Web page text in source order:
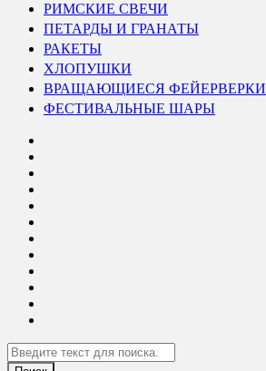
РИМСКИЕ СВЕЧИ
ПЕТАРДЫ И ГРАНАТЫ
РАКЕТЫ
ХЛОПУШКИ
ВРАЩАЮЩИЕСЯ ФЕЙЕРВЕРКИ
ФЕСТИВАЛЬНЫЕ ШАРЫ
Search